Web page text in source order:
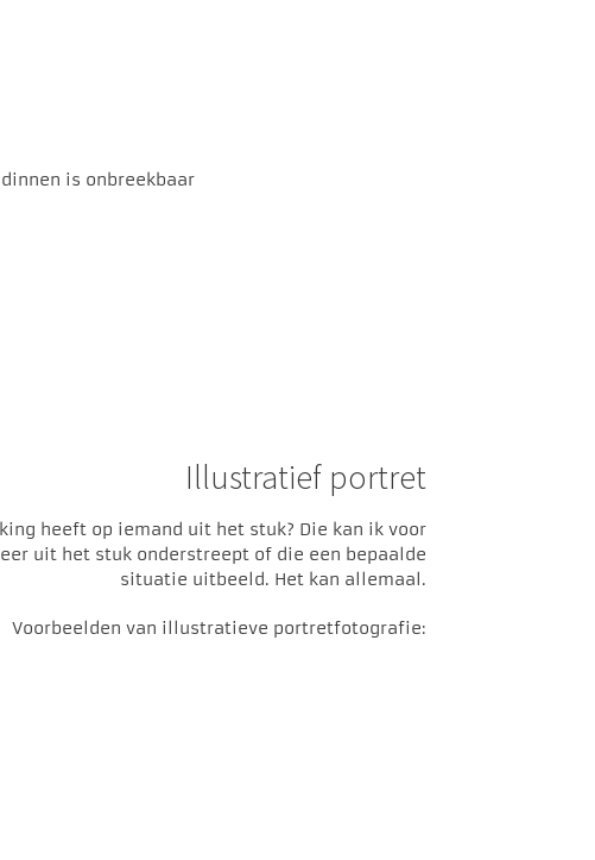
is onbreekbaar
Illustratief portret
heeft op iemand uit het stuk? Die kan ik voor
uit het stuk onderstreept of die een bepaalde
situatie uitbeeld. Het kan allemaal.
Voorbeelden van illustratieve portretfotografie: